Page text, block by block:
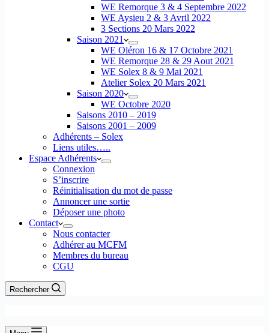
WE Remorque 3 & 4 Septembre 2022
WE Aysieu 2 & 3 Avril 2022
3 Sections 20 Mars 2022
Saison 2021
WE Oléron 16 & 17 Octobre 2021
WE Remorque 28 & 29 Aout 2021
WE Solex 8 & 9 Mai 2021
Atelier Solex 20 Mars 2021
Saison 2020
WE Octobre 2020
Saisons 2010 – 2019
Saisons 2001 – 2009
Adhérents – Solex
Liens utiles…..
Espace Adhérents
Connexion
S’inscrire
Réinitialisation du mot de passe
Annoncer une sortie
Déposer une photo
Contact
Nous contacter
Adhérer au MCFM
Membres du bureau
CGU
Rechercher